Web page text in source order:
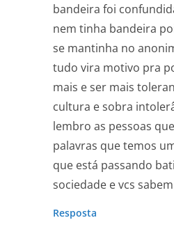
bandeira foi
nem tinha bandeira
se mantinha no
tudo vira motivo pra
mais e ser mais
cultura e sobra
lembro as pessoas
palavras que temos
que está passando
sociedade e vcs
Resposta